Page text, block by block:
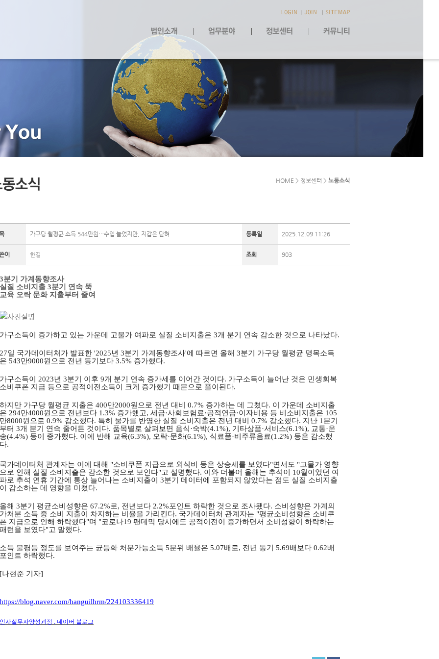
HOME > 정보센터 > 노동소식
가구당 월평균 소득 544만원…수입 늘었지만, 지갑은 닫혀 등록일 2025.12.09 11:26
이 한길 조회 903
3분기 가계동향조사
실질 소비지출 3분기 연속 뚝
교육 오락 문화 지출부터 줄여
가구소득이 증가하고 있는 가운데 고물가 여파로 실질 소비지출은 3개 분기 연속 감소한 것으로 나타났다.
27일 국가데이터처가 발표한 '2025년 3분기 가계동향조사'에 따르면 올해 3분기 가구당 월평균 명목소득
은 543만9000원으로 전년 동기보다 3.5% 증가했다.
가구소득이 2023년 3분기 이후 9개 분기 연속 증가세를 이어간 것이다. 가구소득이 늘어난 것은 민생회복
소비쿠폰 지급 등으로 공적이전소득이 크게 증가했기 때문으로 풀이된다.
하지만 가구당 월평균 지출은 400만2000원으로 전년 대비 0.7% 증가하는 데 그쳤다. 이 가운데 소비지출
은 294만4000원으로 전년보다 1.3% 증가했고, 세금·사회보험료·공적연금·이자비용 등 비소비지출은 105
만8000원으로 0.9% 감소했다. 특히 물가를 반영한 실질 소비지출은 전년 대비 0.7% 감소했다. 지난 1 분기
부터 3개 분기 연속 줄어든 것이다. 품목별로 살펴보면 음식·숙박(4.1%), 기타상품·서비스(6.1%), 교통·운
송(4.4%) 등이 증가했다. 이에 반해 교육(6.3%), 오락·문화(6.1%), 식료품·비주류음료(1.2%) 등은 감소했
다.
국가데이터처 관계자는 이에 대해 "소비쿠폰 지급으로 외식비 등은 상승세를 보였다"면서도 "고물가 영향
으로 인해 실질 소비지출은 감소한 것으로 보인다"고 설명했다. 이와 더불어 올해는 추석이 10월이었던 여
파로 추석 연휴 기간에 통상 늘어나는 소비지출이 3분기 데이터에 포함되지 않았다는 점도 실질 소비지출
이 감소하는 데 영향을 미쳤다.
올해 3분기 평균소비성향은 67.2%로, 전년보다 2.2%포인트 하락한 것으로 조사됐다. 소비성향은 가계의
가처분 소득 중 소비 지출이 차지하는 비율을 가리킨다. 국가데이터처 관계자는 "평균소비성향은 소비쿠
폰 지급으로 인해 하락했다"며 "코로나19 팬데믹 당시에도 공적이전이 증가하면서 소비성향이 하락하는
패턴을 보였다"고 말했다.
소득 불평등 정도를 보여주는 균등화 처분가능소득 5분위 배율은 5.07배로, 전년 동기 5.69배보다 0.62배
포인트 하락했다.
[나현준 기자]
https://blog.naver.com/hanguilhrm/224103336419
인사실무자양성과정 : 네이버 블로그